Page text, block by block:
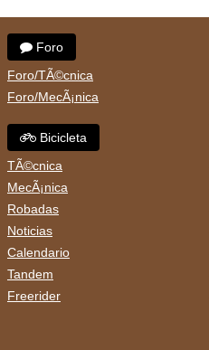
Foro
Foro/TÃ©cnica
Foro/MecÃ¡nica
Bicicleta
TÃ©cnica
MecÃ¡nica
Robadas
Noticias
Calendario
Tandem
Freerider